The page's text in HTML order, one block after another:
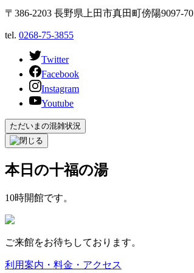
〒386-2203 長野県上田市真田町傍陽9097-70
tel. 0268-75-3855
Twitter
Facebook
Instagram
Youtube
ただいまの混雑状況
本日の十福の湯
10時開館です。
ご来館をお待ちしております。
利用案内・料金・アクセス